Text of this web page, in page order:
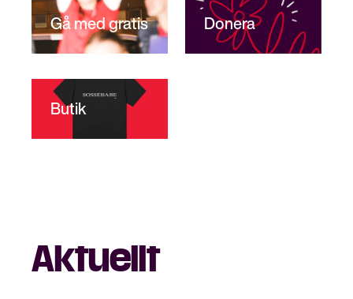
Gå med gratis Donera
Butik
Aktuellt